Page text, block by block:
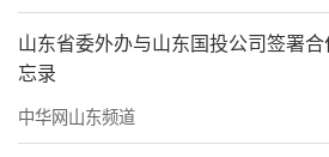
小时。
开展义务教育阶段学生
山东省委外办与山东国投公司签署
忘录
中华网山东频道